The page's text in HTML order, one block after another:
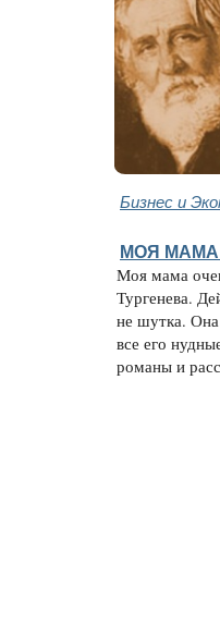
Бизнес и
МОЯ МАМА
Моя мама
Тургенева.
не шутка. Она
все его
романы и